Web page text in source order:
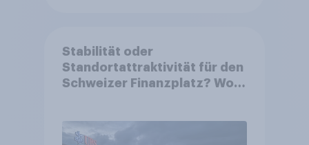
Stabilität oder
Standortattraktivität für den
Schweizer Finanzplatz? Wo
von Grossbanken steht